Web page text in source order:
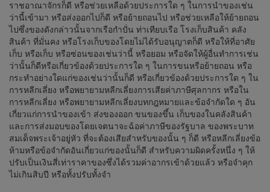
ราชอาณาจักรก็ดี หรือช่วยเหลือด้วยประการใด ๆ ในการนำของเช่น
ว่านี้เข้ามา หรือส่งออกไปก็ดี หรือย้ายถอนไป หรือช่วยเหลือให้ย้ายถอน
ไปซึ่งของดังกล่าวนั้นจากเรือกำปั่น ท่าเทียบเรือ โรงเก็บสินค้า คลัง
สินค้า ที่มั่นคง หรือโรงเก็บของโดยไม่ได้รับอนุญาตก็ดี หรือให้ที่อาศัย
เก็บ หรือเก็บ หรือซ่อนของเช่นว่านี้ หรือยอม หรือจัดให้ผู้อื่นทำการเช่น
ว่านั้นก็ดีหรือเกี่ยวข้องด้วยประการใด ๆ ในการขนหรือย้ายถอน หรือ
กระทำอย่างใดแก่ของเช่นว่านั้นก็ดี หรือเกี่ยวข้องด้วยประการใด ๆ ใน
การหลีกเลี่ยง หรือพยายามหลีกเลี่ยงการเสียค่าภาษีศุลกากร หรือใน
การหลีกเลี่ยง หรือพยายามหลีกเลี่ยงบทกฎหมายและข้อจำกัดใด ๆ อัน
เกี่ยวแก่การนำของเข้า ส่งของออก ขนของขึ้น เก็บของในคลังสินค้า
และการส่งมอบของโดยเจตนาจะฉ้อค่าภาษีของรัฐบาล ของพระบาท
สมเด็จพระเจ้าอยู่หัว ที่จะต้องเสียสำหรับของนั้น ๆ ก็ดี หรือหลีกเลี่ยงข้อ
ห้ามหรือข้อจำกัดอันเกี่ยวแก่ของนั้นก็ดี สำหรับความผิดครั้งหนึ่ง ๆ ให้
ปรับเป็นเงินสี่เท่าราคาของซึ่งได้รวมค่าอากรเข้าด้วยแล้ว หรือจำคุก
ไม่เกินสิบปี หรือทั้งปรับทั้งจำ